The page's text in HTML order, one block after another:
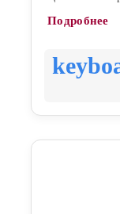
Подробнее